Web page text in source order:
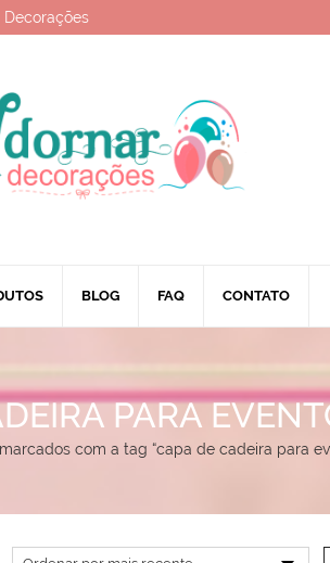
Decorações
BLOG FAQ CONTATO
PARA
com a tag “capa de cadeira para